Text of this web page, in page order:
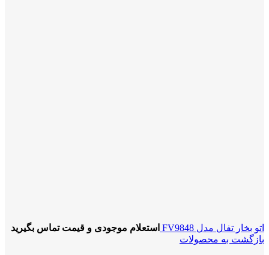
اتو بخار تفال مدل FV9848
استعلام موجودی و قیمت تماس بگیرید
بازگشت به محصولات